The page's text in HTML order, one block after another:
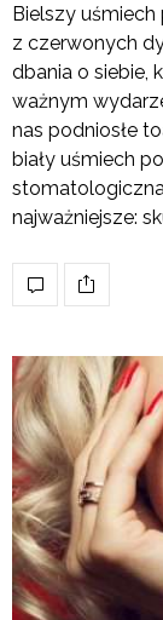
Bielszy
z czerwonych
dbania o siebie,
ważnym
nas podniosłe
biały uśmiech
najważniejsze: